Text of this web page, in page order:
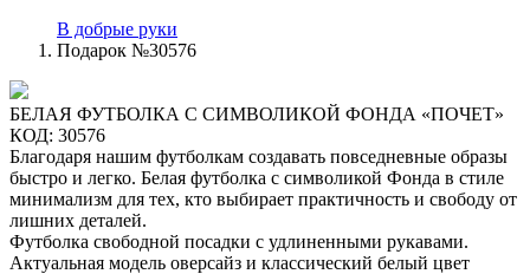
В добрые руки
Подарок №30576
БЕЛАЯ ФУТБОЛКА С СИМВОЛИКОЙ ФОНДА «ПОЧЕТ»
КОД: 30576
Благодаря нашим футболкам создавать повседневные образы
быстро и легко. Белая футболка с символикой Фонда в стиле
минимализм для тех, кто выбирает практичность и свободу от
лишних деталей.
Футболка свободной посадки с удлиненными рукавами.
Актуальная модель оверсайз и классический белый цвет